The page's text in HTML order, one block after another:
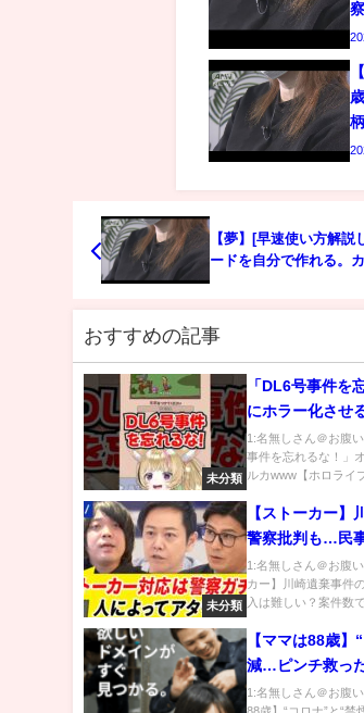
察
【夢】[早速使い方解説
ードを自分で作れる。
おすすめの記事
未分類
「DL6号事件を
にホラー化させ
ブ】
1:名無しさん＠お腹
事件を忘れるな！」
ルカwww【ホロライ
未分類
【ストーカー】
警察批判も…民
キャパ超？│アベ
1:名無しさん＠お腹
カー】川崎遺棄事件
入は難しい？案件数
【ママは88歳】
減…ピンチ救っ
家族の人気店は
1:名無しさん＠お腹